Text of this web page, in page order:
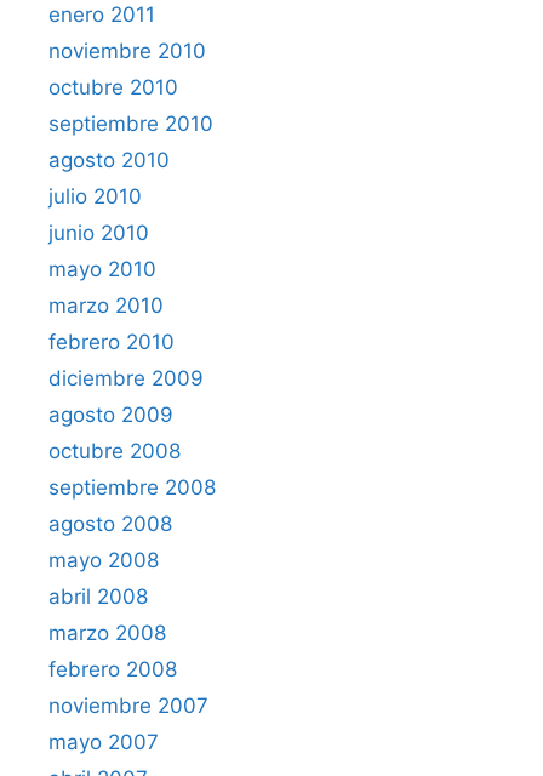
enero 2011
noviembre 2010
octubre 2010
septiembre 2010
agosto 2010
julio 2010
junio 2010
mayo 2010
marzo 2010
febrero 2010
diciembre 2009
agosto 2009
octubre 2008
septiembre 2008
agosto 2008
mayo 2008
abril 2008
marzo 2008
febrero 2008
noviembre 2007
mayo 2007